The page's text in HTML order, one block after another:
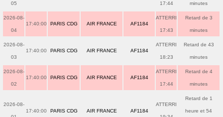
05 17:44 minutes
2026-08-
04
17:40:00 PARIS CDG AIR FRANCE AF1184
ATTERRI
17:43
Retard de 3
minutes
2026-08-
03
17:40:00 PARIS CDG AIR FRANCE AF1184
ATTERRI
18:23
Retard de 43
minutes
2026-08-
02
17:40:00 PARIS CDG AIR FRANCE AF1184
ATTERRI
17:44
Retard de 4
minutes
2026-08-
17:40:00 PARIS CDG AIR FRANCE AF1184
ATTERRI
Retard de 1
heure et 54